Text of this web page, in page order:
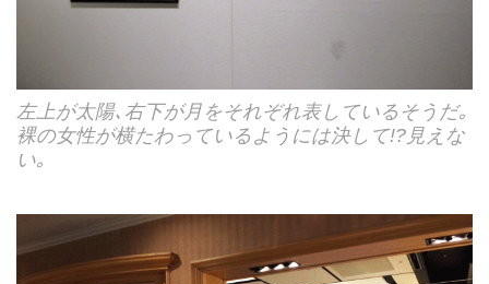
左上が太陽､右下が月をそれぞれ表しているそうだ｡
裸の女性が横たわっているようには決して!?見えな
い｡